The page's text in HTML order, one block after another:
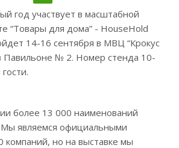
год участвует в масштабной
“Товары для дома” - HouseHold
14-16 сентября в МВЦ “Крокус
Павильоне № 2. Номер стенда 10-
более 13 000 наименований
Мы являемся официальными
компаний, но на выставке мы